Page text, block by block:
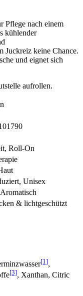
Pflege nach einem
kühlender
Juckreiz keine Chance.
und eignet sich
aufrollen.
Roll-On
Unisex
& lichtgeschützt
[1],
[3], Xanthan, Citric